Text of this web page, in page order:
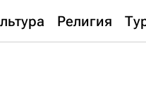
Религия